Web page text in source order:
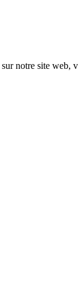
sur notre site web,